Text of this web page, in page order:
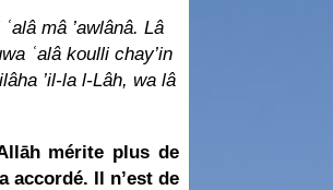
mâ ’awlânâ. Lâ
ʿalâ koulli chay’in
’il-la l-Lâh, wa lâ
mérite plus de
accordé. Il n’est de